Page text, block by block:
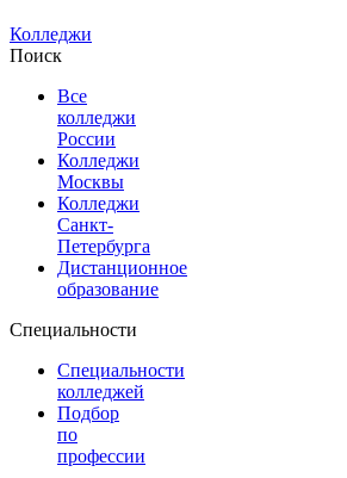
Колледжи
Поиск
Все
колледжи
России
Колледжи
Москвы
Колледжи
Санкт-
Петербурга
Дистанционное
образование
Специальности
Специальности
колледжей
Подбор
по
профессии